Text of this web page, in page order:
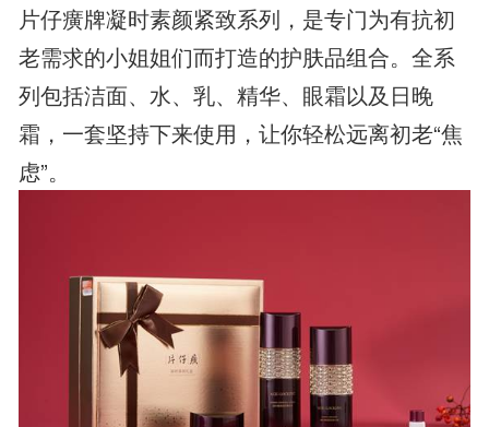
片仔癀牌凝时素颜紧致系列，是专门为有抗初
老需求的小姐姐们而打造的护肤品组合。全系
列包括洁面、水、乳、精华、眼霜以及日晚
霜，一套坚持下来使用，让你轻松远离初老“焦
虑”。